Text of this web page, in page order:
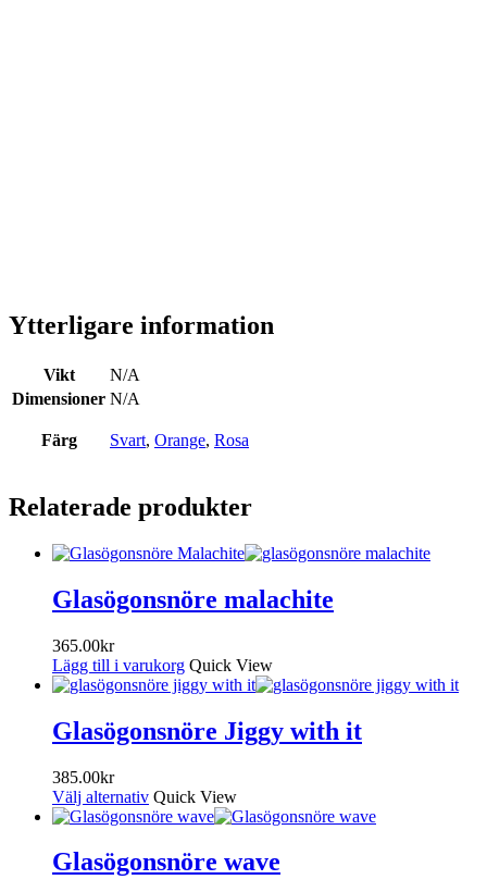
Ytterligare information
Vikt
N/A
Dimensioner N/A
Färg Svart, Orange, Rosa
Relaterade produkter
Glasögonsnöre malachite
365.00kr
Lägg till i varukorg Quick View
Glasögonsnöre Jiggy with it
385.00kr
Välj alternativ Quick View
Glasögonsnöre wave